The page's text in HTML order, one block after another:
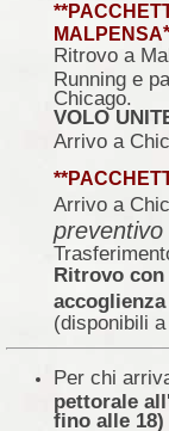
MALPENSA
Ritrovo a
Running e
Chicago.
VOLO
Arrivo a
**
Arrivo a
preventivo
Ritrovo
(disponibili a
Per chi
pettorale
fino alle 18)